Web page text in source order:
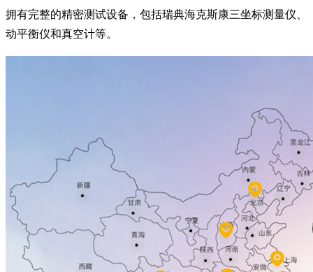
拥有完整的精密测试设备，包括瑞典海克斯康三坐标测量仪、
动平衡仪和真空计等。